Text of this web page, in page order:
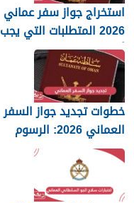
استخراج جواز سفر عماني
2026 المتطلبات التي يجب
أن تعرفها
خطوات تجديد جواز السفر
العماني 2026: الرسوم
والمستندات المطلوبة